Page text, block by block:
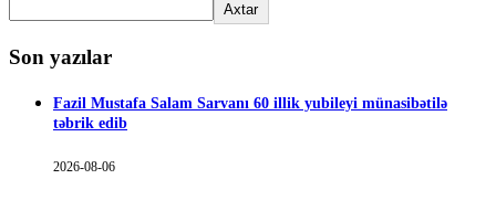
Axtar
Son yazılar
Fazil Mustafa Salam Sarvanı 60 illik yubileyi münasibətilə
təbrik edib
2026-08-06